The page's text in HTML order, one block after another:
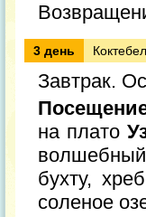
3 день
Завтрак.
на плато
бухту,
соленое